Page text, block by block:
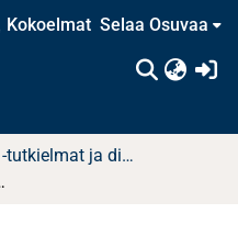
Kokoelmat Selaa Osuvaa
Pro gradu -tutkielmat ja diplomityöt
case REKO